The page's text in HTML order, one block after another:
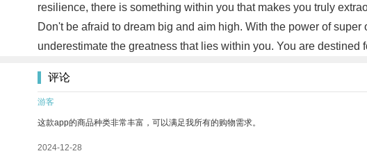
resilience, there is something within you that makes you truly
Don't be afraid to dream big and aim high. With the power of
underestimate the greatness that lies within you. You are
评论
游客
这款app的商品种类非常丰富，可以满足我所有的购物需求。
2024-12-28